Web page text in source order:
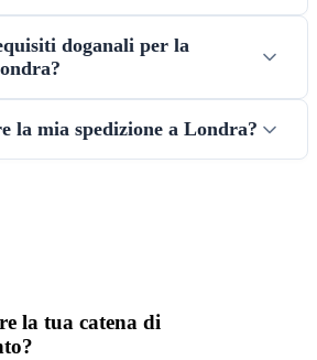
doganali per la
la mia spedizione a Londra?
la tua catena di